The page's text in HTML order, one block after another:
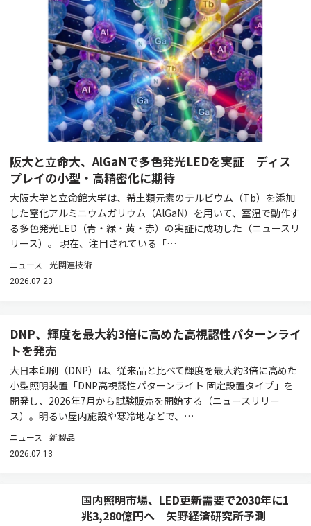
阪大と立命大、AlGaNで多色発光LEDを実証 ディス
プレイの小型・高精密化に期待
大阪大学と立命館大学は、希土類元素のテルビウム（Tb）を添加
した窒化アルミニウムガリウム（AlGaN）を用いて、室温で動作す
る多色発光LED（青・緑・黄・赤）の実証に成功した（ニュースリ
リース）。 現在、注目されている「…
ニュース 光関連技術
2026.07.23
DNP、輝度を最大約3倍に高めた高視認性パターンライ
トを発売
大日本印刷（DNP）は、従来品と比べて輝度を最大約3倍に高めた
小型照明装置「DNP高視認性パターンライト 固定設置タイプ」を
開発し、2026年7月から試験販売を開始する（ニュースリリー
ス）。明るい屋内施設や寒冷地などで、…
ニュース 新製品
2026.07.13
国内照明市場、LED更新需要で2030年に1
兆3,280億円へ 矢野経済研究所予測